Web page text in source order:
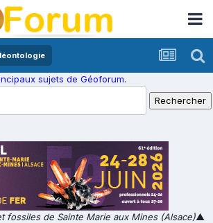
sujets de Géoforum.
fossiles de Sainte Marie aux Mines (Alsace)▲